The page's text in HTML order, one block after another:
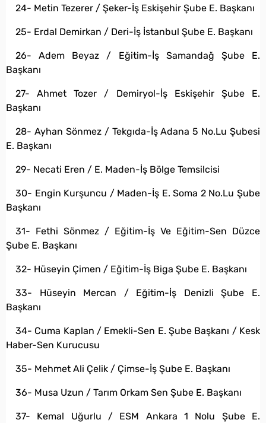
24- Metin Tezerer / Şeker-İş Eskişehir Şube E. Başkanı
25- Erdal Demirkan / Deri-İş İstanbul Şube E. Başkanı
26- Adem Beyaz / Eğitim-İş Samandağ Şube E.
Başkanı
27- Ahmet Tozer / Demiryol-İş Eskişehir Şube E.
Başkanı
28- Ayhan Sönmez / Tekgıda-İş Adana 5 No.Lu Şubesi
E. Başkanı
29- Necati Eren / E. Maden-İş Bölge Temsilcisi
30- Engin Kurşuncu / Maden-İş E. Soma 2 No.Lu Şube
Başkanı
31- Fethi Sönmez / Eğitim-İş Ve Eğitim-Sen Düzce
Şube E. Başkanı
32- Hüseyin Çimen / Eğitim-İş Biga Şube E. Başkanı
33- Hüseyin Mercan / Eğitim-İş Denizli Şube E.
Başkanı
34- Cuma Kaplan / Emekli-Sen E. Şube Başkanı / Kesk
Haber-Sen Kurucusu
35- Mehmet Ali Çelik / Çimse-İş Şube E. Başkanı
36- Musa Uzun / Tarım Orkam Sen Şube E. Başkanı
37- Kemal Uğurlu / ESM Ankara 1 Nolu Şube E.